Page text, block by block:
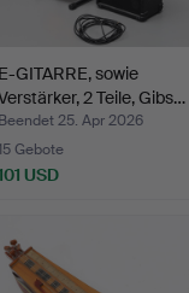
E-GITARRE, sowie
2 Teile, Gibs…
Beendet 25. Apr 2026
Gebote
USD